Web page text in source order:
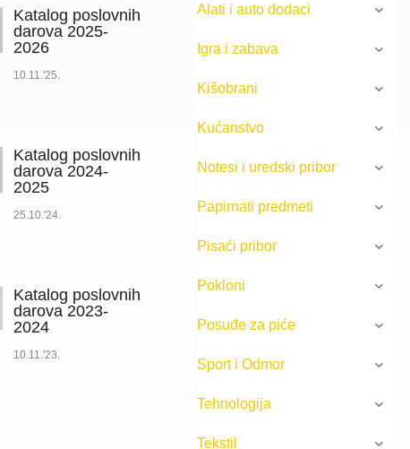
Katalog poslovnih
darova 2025-
2026
10.11.'25.
Katalog poslovnih
darova 2024-
2025
25.10.'24.
Katalog poslovnih
darova 2023-
2024
10.11.'23.
Alati i auto dodaci
Igra i zabava
Kišobrani
Kućanstvo
Notesi i uredski pribor
Papirnati predmeti
Pisaći pribor
Pokloni
Posuđe za piće
Sport i Odmor
Tehnologija
Tekstil